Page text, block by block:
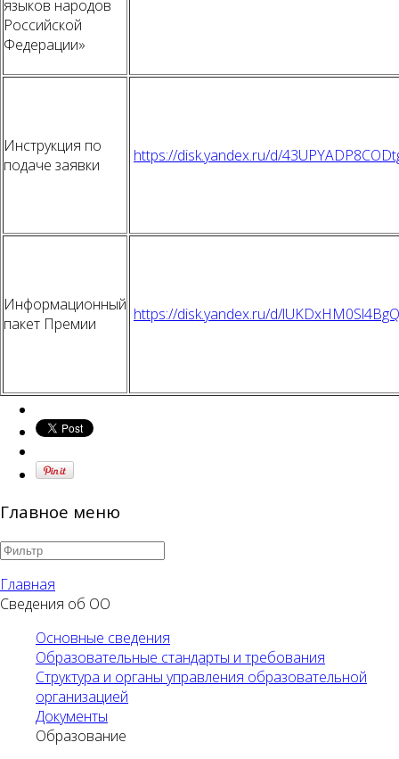
языков народов
Российской
Федерации»
Инструкция по
подаче заявки
https://disk.yandex.ru/d/
Информационный
пакет Премии
https://disk.yandex.ru/d/lUKDxHM0Sl4BgQ
Главное меню
Главная
Сведения об ОО
Основные сведения
Образовательные стандарты и требования
Структура и органы управления образовательной
организацией
Документы
Образование